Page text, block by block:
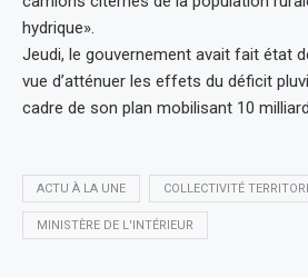
hydrique».
Jeudi, le gouvernement avait fait état
vue d’atténuer les effets du déficit
cadre de son plan mobilisant 10
ACTU À LA UNE COLLECTIVITÉ
MINISTÈRE DE L'INTÉRIEUR